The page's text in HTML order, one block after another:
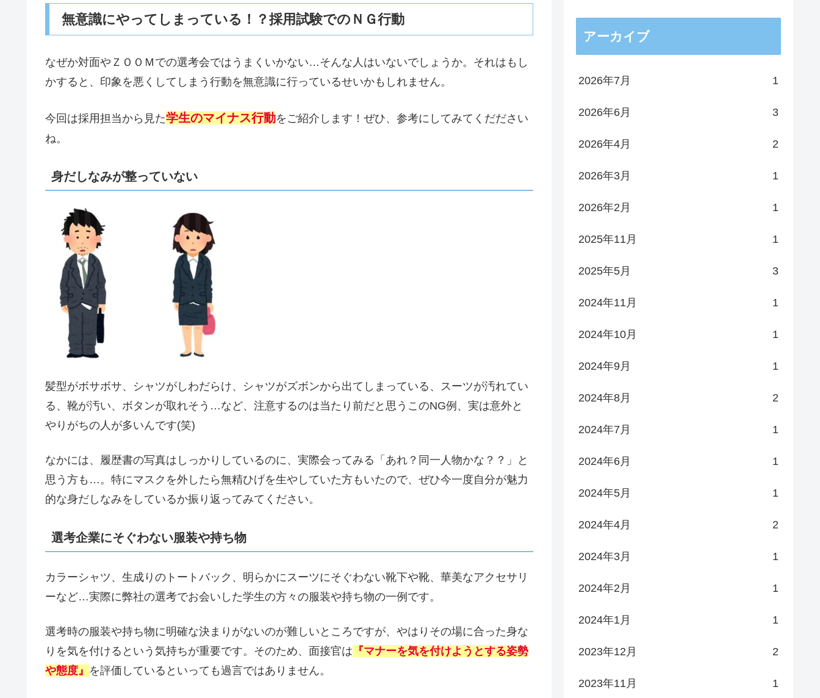
無意識にやってしまっている！？採用試験でのＮＧ行動
なぜか対面やＺＯＯＭでの選考会ではうまくいかない…そんな人はいないでしょうか。それはもし
かすると、印象を悪くしてしまう行動を無意識に行っているせいかもしれません。
今回は採用担当から見た学生のマイナス行動をご紹介します！ぜひ、参考にしてみてくだださい
ね。
身だしなみが整っていない
髪型がボサボサ、シャツがしわだらけ、シャツがズボンから出てしまっている、スーツが汚れてい
る、靴が汚い、ボタンが取れそう…など、注意するのは当たり前だと思うこのNG例、実は意外と
やりがちの人が多いんです(笑)
なかには、履歴書の写真はしっかりしているのに、実際会ってみる「あれ？同一人物かな？？」と
思う方も…。特にマスクを外したら無精ひげを生やしていた方もいたので、ぜひ今一度自分が魅力
的な身だしなみをしているか振り返ってみてください。
選考企業にそぐわない服装や持ち物
カラーシャツ、生成りのトートバック、明らかにスーツにそぐわない靴下や靴、華美なアクセサリ
ーなど…実際に弊社の選考でお会いした学生の方々の服装や持ち物の一例です。
選考時の服装や持ち物に明確な決まりがないのが難しいところですが、やはりその場に合った身な
りを気を付けるという気持ちが重要です。そのため、面接官は 『マナーを気を付けようとする姿勢
や態度』 を評価しているといっても過言ではありません。
アーカイブ
2026年7月 1
2026年6月 3
2026年4月 2
2026年3月 1
2026年2月 1
2025年11月 1
2025年5月 3
2024年11月 1
2024年10月 1
2024年9月 1
2024年8月 2
2024年7月 1
2024年6月 1
2024年5月 1
2024年4月 2
2024年3月 1
2024年2月 1
2024年1月 1
2023年12月 2
2023年11月 1